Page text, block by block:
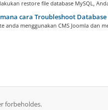
restore file database MySQL,
cara Troubleshoot
anda menggunakan CMS Joomla dan
forbeholdes.